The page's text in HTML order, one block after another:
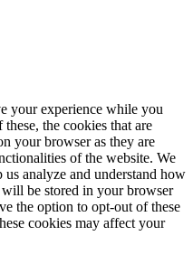
your experience while you
the cookies that are
your browser as they are
of the website. We
analyze and understand how
be stored in your browser
the option to opt-out of these
cookies may affect your